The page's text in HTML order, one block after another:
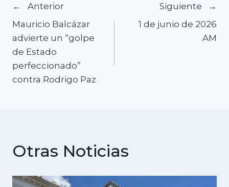
Navegación
de
entradas
Anterior
Mauricio Balcázar
advierte un “golpe
de Estado
perfeccionado”
contra Rodrigo Paz
Siguiente
1 de junio de 2026
AM
Otras Noticias